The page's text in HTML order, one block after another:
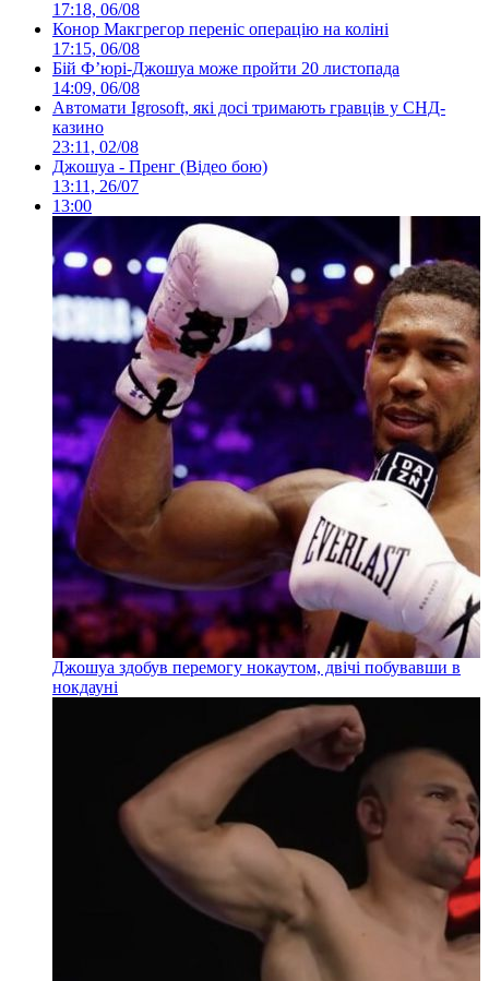
17:18, 06/08
Конор Макгрегор переніс операцію на коліні
17:15, 06/08
Бій Ф’юрі-Джошуа може пройти 20 листопада
14:09, 06/08
Автомати Igrosoft, які досі тримають гравців у СНД-
казино
23:11, 02/08
Джошуа - Пренг (Відео бою)
13:11, 26/07
13:00
Джошуа здобув перемогу нокаутом, двічі побувавши в
нокдауні